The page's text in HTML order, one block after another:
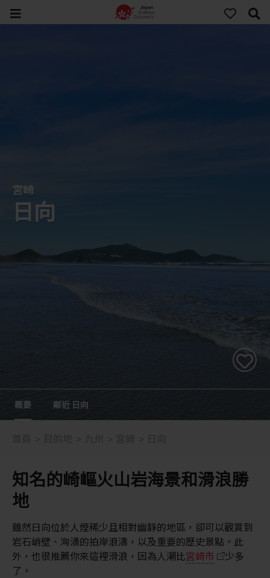
宮崎
日向
概要 鄰近 日向
知名的崎嶇火山岩海景和滑浪勝
地
雖然日向位於人煙稀少且相對幽靜的地區，卻可以觀賞到
岩石峭壁、洶湧的拍岸浪濤，以及重要的歷史景點。此
外，也很推薦你來這裡滑浪，因為人潮比宮崎市
少多
了。